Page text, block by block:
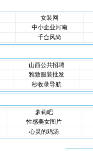
女装网
中小企业河南
千合风尚
山西公共招聘
雅致服装批发
秒收录导航
萝莉吧
性感美女图片
心灵的鸡汤